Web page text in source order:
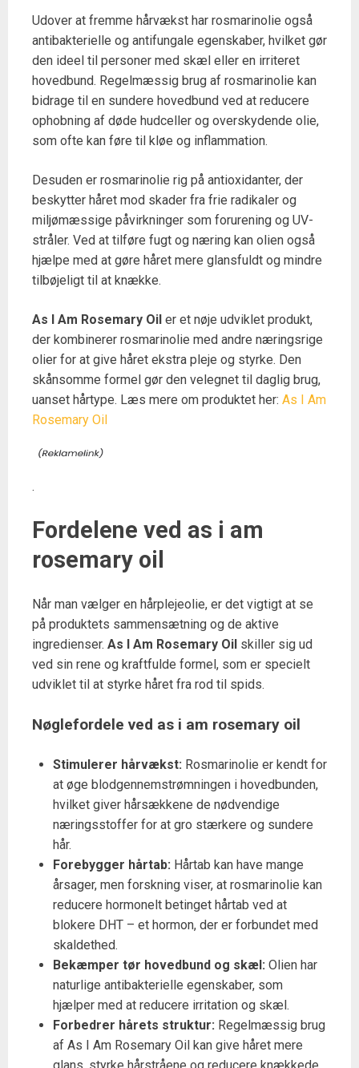
Udover at fremme hårvækst har rosmarinolie også
antibakterielle og antifungale egenskaber, hvilket gør
den ideel til personer med skæl eller en irriteret
hovedbund. Regelmæssig brug af rosmarinolie kan
bidrage til en sundere hovedbund ved at reducere
ophobning af døde hudceller og overskydende olie,
som ofte kan føre til kløe og inflammation.
Desuden er rosmarinolie rig på antioxidanter, der
beskytter håret mod skader fra frie radikaler og
miljømæssige påvirkninger som forurening og UV-
stråler. Ved at tilføre fugt og næring kan olien også
hjælpe med at gøre håret mere glansfuldt og mindre
tilbøjeligt til at knække.
As I Am Rosemary Oil er et nøje udviklet produkt,
der kombinerer rosmarinolie med andre næringsrige
olier for at give håret ekstra pleje og styrke. Den
skånsomme formel gør den velegnet til daglig brug,
uanset hårtype. Læs mere om produktet her: As I Am
Rosemary Oil
.
Fordelene ved as i am
rosemary oil
Når man vælger en hårplejeolie, er det vigtigt at se
på produktets sammensætning og de aktive
ingredienser. As I Am Rosemary Oil skiller sig ud
ved sin rene og kraftfulde formel, som er specielt
udviklet til at styrke håret fra rod til spids.
Nøglefordele ved as i am rosemary oil
Stimulerer hårvækst: Rosmarinolie er kendt for
at øge blodgennemstrømningen i hovedbunden,
hvilket giver hårsækkene de nødvendige
næringsstoffer for at gro stærkere og sundere
hår.
Forebygger hårtab: Hårtab kan have mange
årsager, men forskning viser, at rosmarinolie kan
reducere hormonelt betinget hårtab ved at
blokere DHT – et hormon, der er forbundet med
skaldethed.
Bekæmper tør hovedbund og skæl: Olien har
naturlige antibakterielle egenskaber, som
hjælper med at reducere irritation og skæl.
Forbedrer hårets struktur: Regelmæssig brug
af As I Am Rosemary Oil kan give håret mere